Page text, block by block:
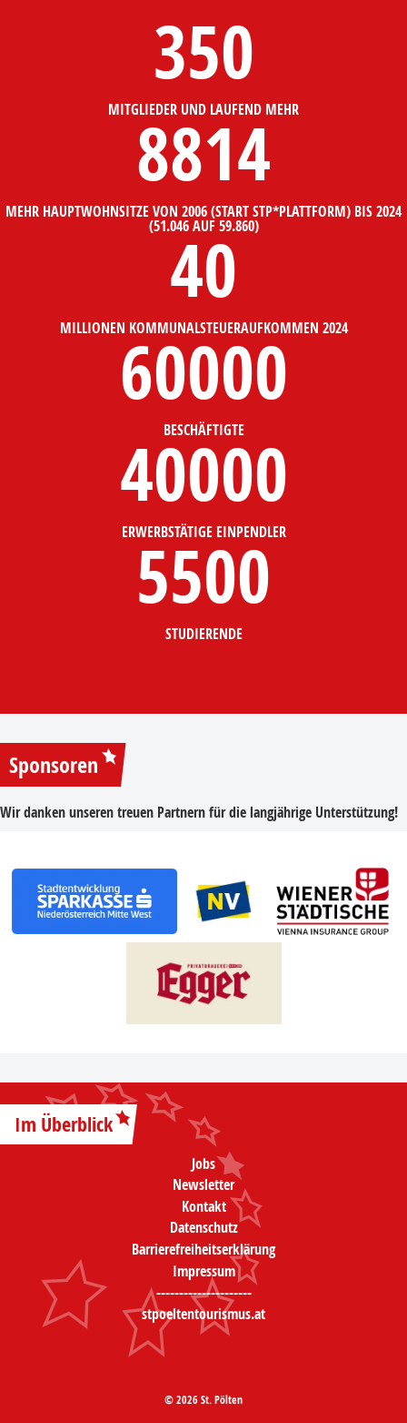
350
MITGLIEDER UND LAUFEND MEHR
8814
MEHR HAUPTWOHNSITZE VON 2006 (START STP*PLATTFORM) BIS 2024
(51.046 AUF 59.860)
40
MILLIONEN KOMMUNALSTEUERAUFKOMMEN 2024
60000
BESCHÄFTIGTE
40000
ERWERBSTÄTIGE EINPENDLER
5500
STUDIERENDE
Sponsoren
Wir danken unseren treuen Partnern für die langjährige Unterstützung!
Im Überblick
Jobs
Newsletter
Kontakt
Datenschutz
Barrierefreiheitserklärung
Impressum
---------------------
stpoeltentourismus.at
© 2026 St. Pölten